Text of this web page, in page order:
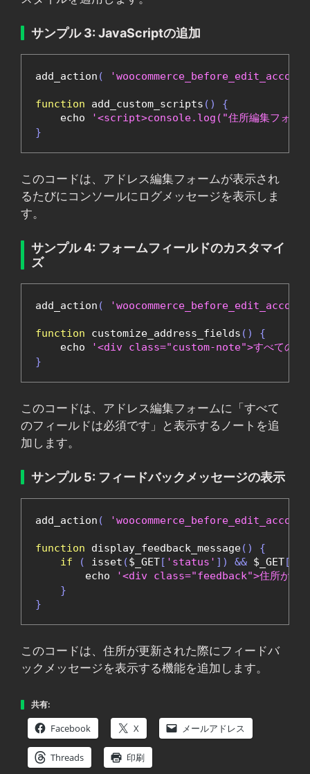
サンプル 3: JavaScriptの追加
add_action (
function add_custom_scripts ()
{
    echo
'<script>console.log("住所編集フォー
}
このコードは、アドレス編集フォームが表示され
るたびにコンソールにログメッセージを表示しま
す。
サンプル 4: フォームフィールドのカスタマイ
ズ
add_action (
function customize_address_fields ()
{
    echo
'<div class="custom-note">すべてのフ
}
このコードは、アドレス編集フォームに「すべて
のフィールドは必須です」と表示するノートを追
加します。
サンプル 5: フィードバックメッセージの表示
add_action (
function display_feedback_message()
{
if
( isset ($_GET[ 'status' ]) && $_GET[
        echo
'<div class="feedback">住所が更
}
}
このコードは、住所が更新された際にフィードバ
ックメッセージを表示する機能を追加します。
共有:
Facebook X メールアドレス
Threads 印刷